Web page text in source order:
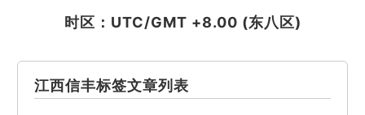
时区：UTC/GMT +8.00 (东八区)
江西信丰标签文章列表